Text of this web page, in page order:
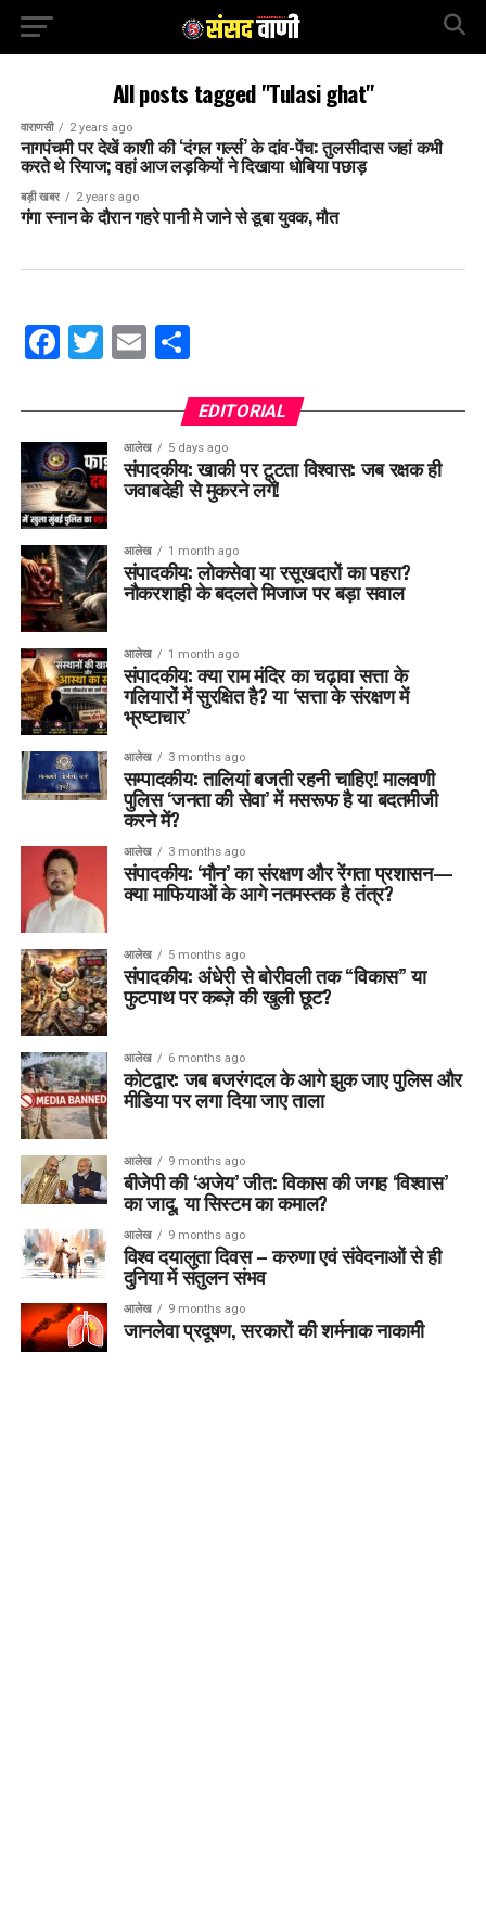
All posts tagged "Tulasi ghat"
वाराणसी 2 years ago
नागपंचमी पर देखें काशी की ‘दंगल गर्ल्स’ के दांव-पेंच: तुलसीदास जहां कभी
करते थे रियाज; वहां आज लड़कियों ने दिखाया धोबिया पछाड़
बड़ी खबर 2 years ago
गंगा स्नान के दौरान गहरे पानी मे जाने से डूबा युवक, मौत
Facebook
Twitter
EmailShare
EDITORIAL
आलेख 5 days ago
संपादकीय: खाकी पर टूटता विश्वास: जब रक्षक ही
जवाबदेही से मुकरने लगें!
आलेख 1 month ago
संपादकीय: लोकसेवा या रसूखदारों का पहरा?
नौकरशाही के बदलते मिजाज पर बड़ा सवाल
आलेख 1 month ago
संपादकीय: क्या राम मंदिर का चढ़ावा सत्ता के
गलियारों में सुरक्षित है? या ‘सत्ता के संरक्षण में
भ्रष्टाचार’
आलेख 3 months ago
सम्पादकीय: तालियां बजती रहनी चाहिए! मालवणी
पुलिस ‘जनता की सेवा’ में मसरूफ है या बदतमीजी
करने में?
आलेख 3 months ago
संपादकीय: ‘मौन’ का संरक्षण और रेंगता प्रशासन—
क्या माफियाओं के आगे नतमस्तक है तंत्र?
आलेख 5 months ago
संपादकीय: अंधेरी से बोरीवली तक “विकास” या
फुटपाथ पर कब्ज़े की खुली छूट?
आलेख 6 months ago
कोटद्वार: जब बजरंगदल के आगे झुक जाए पुलिस और
मीडिया पर लगा दिया जाए ताला
आलेख 9 months ago
बीजेपी की ‘अजेय’ जीत: विकास की जगह ‘विश्वास’
का जादू, या सिस्टम का कमाल?
आलेख 9 months ago
विश्व दयालुता दिवस – करुणा एवं संवेदनाओं से ही
दुनिया में संतुलन संभव
आलेख 9 months ago
जानलेवा प्रदूषण, सरकारों की शर्मनाक नाकामी